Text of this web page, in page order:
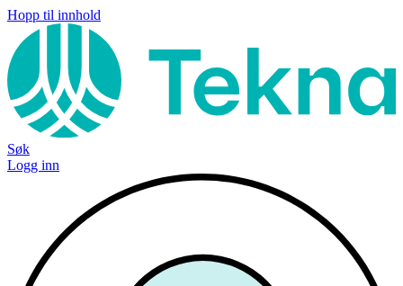
Hopp til innhold
Søk
Logg inn